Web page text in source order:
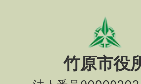
竹原市役